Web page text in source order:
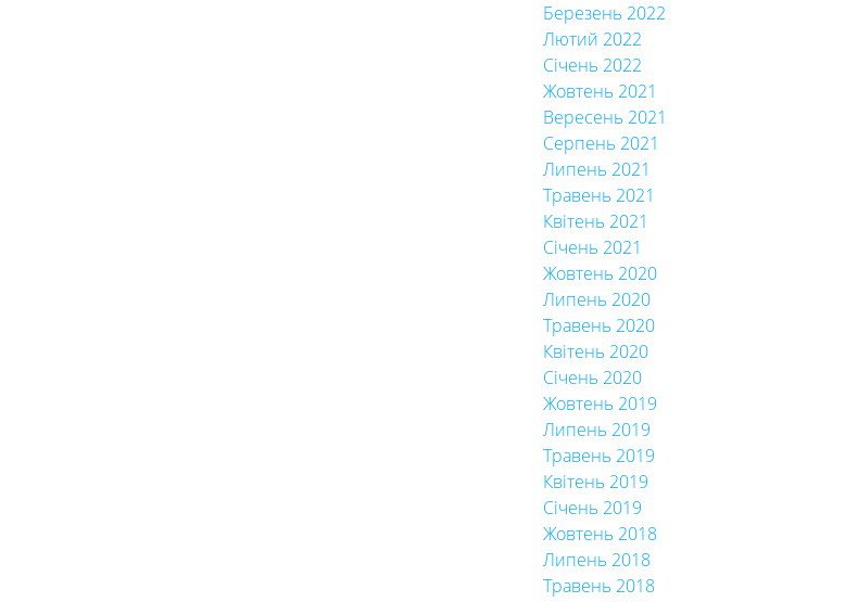
Березень 2022
Лютий 2022
Січень 2022
Жовтень 2021
Вересень 2021
Серпень 2021
Липень 2021
Травень 2021
Квітень 2021
Січень 2021
Жовтень 2020
Липень 2020
Травень 2020
Квітень 2020
Січень 2020
Жовтень 2019
Липень 2019
Травень 2019
Квітень 2019
Січень 2019
Жовтень 2018
Липень 2018
Травень 2018